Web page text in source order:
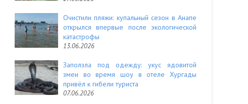
Очистили пляжи: купальный сезон в Анапе
открылся впервые после экологической
катастрофы
13.06.2026
Заползла под одежду: укус ядовитой
змеи во время шоу в отеле Хургады
привёл к гибели туриста
07.06.2026